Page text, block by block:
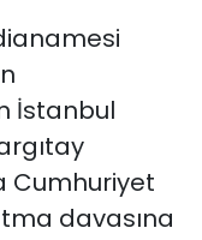
İstanbul
Cumhuriyet
davasına